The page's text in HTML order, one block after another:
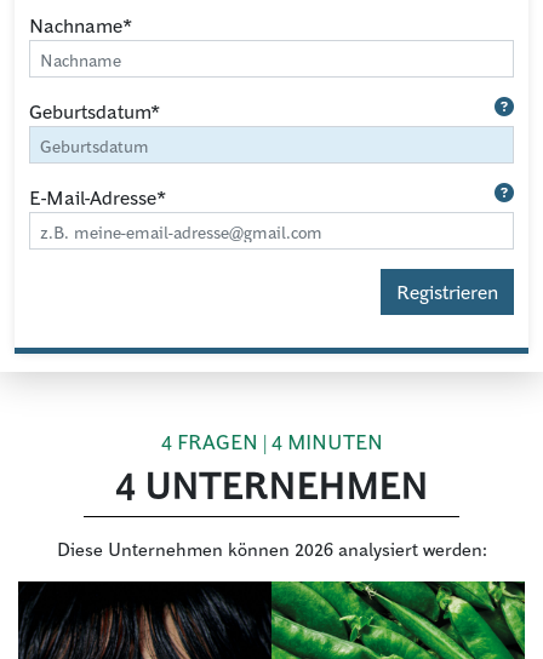
Nachname*
Geburtsdatum*
E-Mail-Adresse*
Registrieren
4 FRAGEN | 4 MINUTEN
4 UNTERNEHMEN
Diese Unternehmen können 2026 analysiert werden: